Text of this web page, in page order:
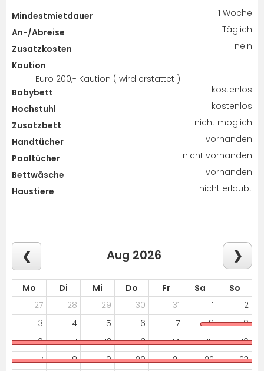
Mindestmietdauer
1 Woche
An-/Abreise
Täglich
Zusatzkosten
nein
Kaution
Euro 200,- Kaution ( wird erstattet )
Babybett
kostenlos
Hochstuhl
kostenlos
Zusatzbett
nicht möglich
Handtücher
vorhanden
Pooltücher
nicht vorhanden
Bettwäsche
vorhanden
Haustiere
nicht erlaubt
Aug 2026
Mo Di Mi Do Fr Sa
So
27
28 29 30 31 1
2
3
4 5 6 7 8
9
10
11 12 13 14 15
16
17
18 19 20 21 22
23